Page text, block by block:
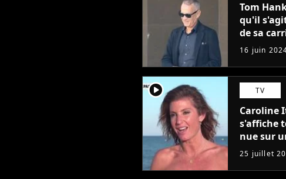
Tom
qu'il
de sa
l'un des
l'histoire
"L'un des
plus
réalisés"
16 juin
player2 TV
Caroline
s'affiche
nue sur
naturiste
pensais
25 juillet